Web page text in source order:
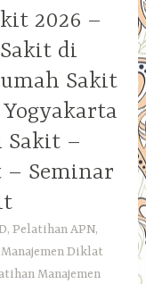
2026 –
di
Sakit
Sakit –
– Seminar
Pelatihan APN,
Diklat
Manajemen